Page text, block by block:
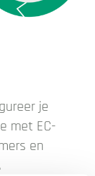
je
met EC-
en